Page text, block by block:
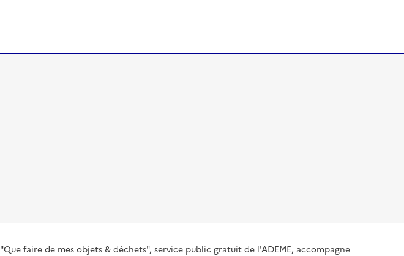
"Que faire de mes objets & déchets", service public gratuit de l'ADEME, accompagne